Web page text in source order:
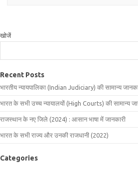
खोजें
Recent Posts
भारतीय न्यायपालिका (Indian Judiciary) की सामान्य
भारत के सभी उच्च न्यायालयों (High Courts) की सामान्य
राजस्थान के नए जिले (2024) : आसान भाषा में जानकारी
भारत के सभी राज्य और उनकी राजधानी (2022)
Categories